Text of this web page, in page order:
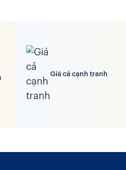
Giá cả cạnh tranh